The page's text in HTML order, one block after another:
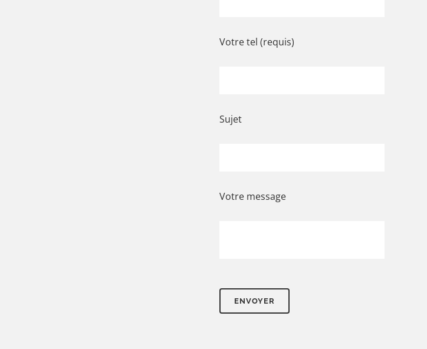
Votre tel (requis)
Sujet
Votre message